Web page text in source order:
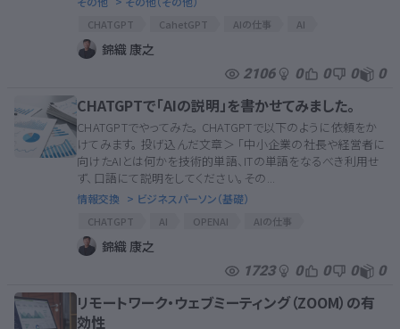
CHATGPT CahetGPT AIの仕事
AI
新型コロナウイルス
錦織 康之
2106 0 0 0 0
CHATGPTで「AIの説明」を書かせてみました。
CHATGPTでやってみた。 CHATGPTで以下のように依頼をか
けてみます。 投げ込んだ文章＞ 「中小企業の社長や経営者に
向けたAIとは何かを技術的単語、ITの単語をなるべき利用せ
ず、口語にて説明をしてください。その...
情報交換 > ビジネスパーソン（基礎）
CHATGPT AI OPENAI
AIの仕事
AIとそれ以外
錦織 康之
1723 0 0 0 0
リモートワーク・ウェブミーティング（ZOOM）の有
効性